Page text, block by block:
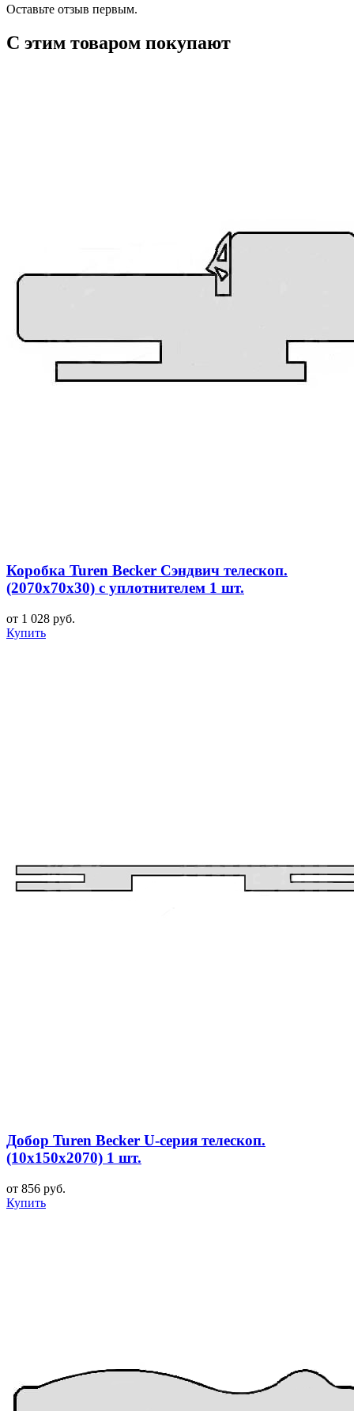
Оставьте отзыв первым.
С этим товаром покупают
Коробка Turen Becker Сэндвич телескоп.
(2070x70x30) с уплотнителем 1 шт.
от 1 028 руб.
Купить
Добор Turen Becker U-серия телескоп.
(10х150х2070) 1 шт.
от 856 руб.
Купить